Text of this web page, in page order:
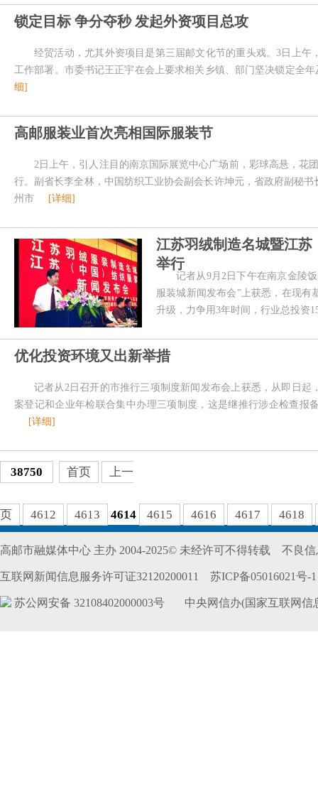
锁定目标 争分夺秒 发起外资项目总攻
经贸活动，尤其外资项目是第三届邮文化节的重头戏。3日上
工作部署。市委书记王正宇在会上要求相关乡镇、部门坚决锁定全
细]
高邮服装业首次亮相国际服装节
2日上午，引人注目的南京国际展览中心广场前，彩球高悬，花
行。副省长李全林，中国纺织工业协会副会长许坤元，省政府副秘
州市
[详细]
江苏羽绒制造名城暨江
举行
记者从9月2日下午在南京金陵
服装城新闻发布会”上获悉，在现
升级，力争用3年时间，行业总投资
优化投资环境又出新举措
记者从2日召开的市推行三项制度新闻发布会上获悉，从即日
案登记和企业年检联合集中办理三项制度，这是继推行涉企检查报
[详细]
38750 首页 上一
页 4612 4613 4614 4615 4616 4617 4618
高邮市融媒体中心 主办 2004-2025© 未经许可不得转载 不良信
互联网新闻信息服务许可证32120200011 苏ICP备05016021号-1
苏公网安备 32108402000003号 中央网信办(国家互联网